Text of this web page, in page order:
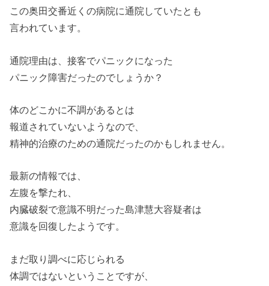
この奥田交番近くの病院に通院していたとも
言われています。
通院理由は、接客でパニックになった
パニック障害だったのでしょうか？
体のどこかに不調があるとは
報道されていないようなので、
精神的治療のための通院だったのかもしれません。
最新の情報では、
左腹を撃たれ、
内臓破裂で意識不明だった島津慧大容疑者は
意識を回復したようです。
まだ取り調べに応じられる
体調ではないということですが、